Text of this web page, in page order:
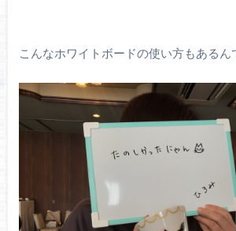
こんなホワイトボードの使い方もあるん